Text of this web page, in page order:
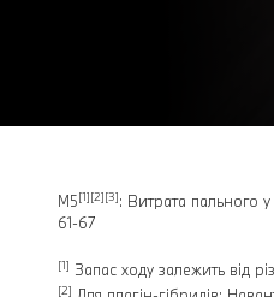
M5[1][2][3]: Витрата пального
61-67
[1] Запас ходу залежить від
[2]